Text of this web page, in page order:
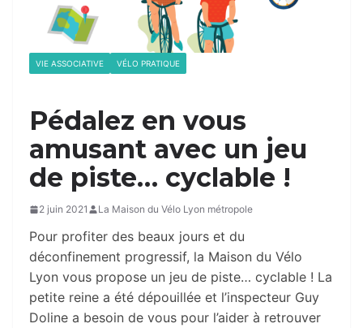
VIE ASSOCIATIVE VÉLO PRATIQUE
Pédalez en vous
amusant avec un jeu
de piste… cyclable !
2 juin 2021 La Maison du Vélo Lyon métropole
Pour profiter des beaux jours et du
déconfinement progressif, la Maison du Vélo
Lyon vous propose un jeu de piste… cyclable ! La
petite reine a été dépouillée et l’inspecteur Guy
Doline a besoin de vous pour l’aider à retrouver